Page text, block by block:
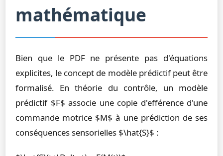
mathématique
Bien que le PDF ne présente pas d'équations
explicites, le concept de modèle prédictif peut être
formalisé. En théorie du contrôle, un modèle
prédictif $F$ associe une copie d'efférence d'une
commande motrice $M$ à une prédiction de ses
conséquences sensorielles $\hat{S}$ :